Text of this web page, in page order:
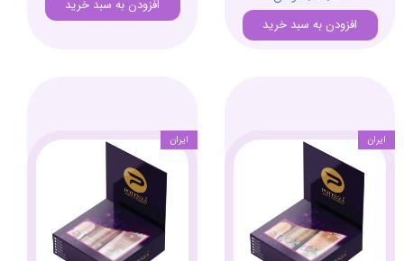
افزودن به سبد خرید
افزودن به سبد خرید
ایران ایران